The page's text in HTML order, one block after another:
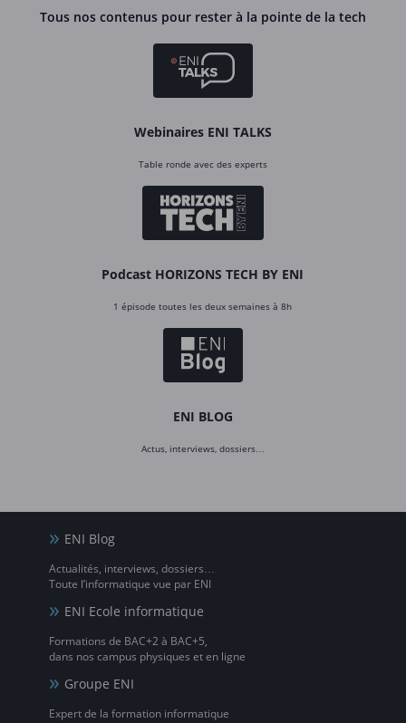
Tous nos contenus pour rester à la pointe de la tech
Webinaires ENI TALKS
Table ronde avec des experts
Podcast HORIZONS TECH BY ENI
1 épisode toutes les deux semaines à 8h
ENI BLOG
Actus, interviews, dossiers…
ENI Blog
Actualités, interviews, dossiers…
Toute l’informatique vue par ENI
ENI Ecole informatique
Formations de BAC+2 à BAC+5,
dans nos campus physiques et en ligne
Groupe ENI
Expert de la formation informatique